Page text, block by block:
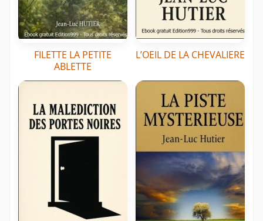
FILETTE LA PETITE
ABLETTE
L’OEIL DE LA CHEVALIERE